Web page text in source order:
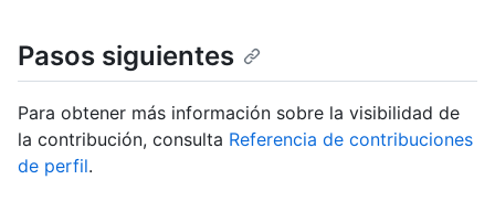
Pasos siguientes
Para obtener más información sobre la visibilidad de
la contribución, consulta Referencia de contribuciones
de perfil.